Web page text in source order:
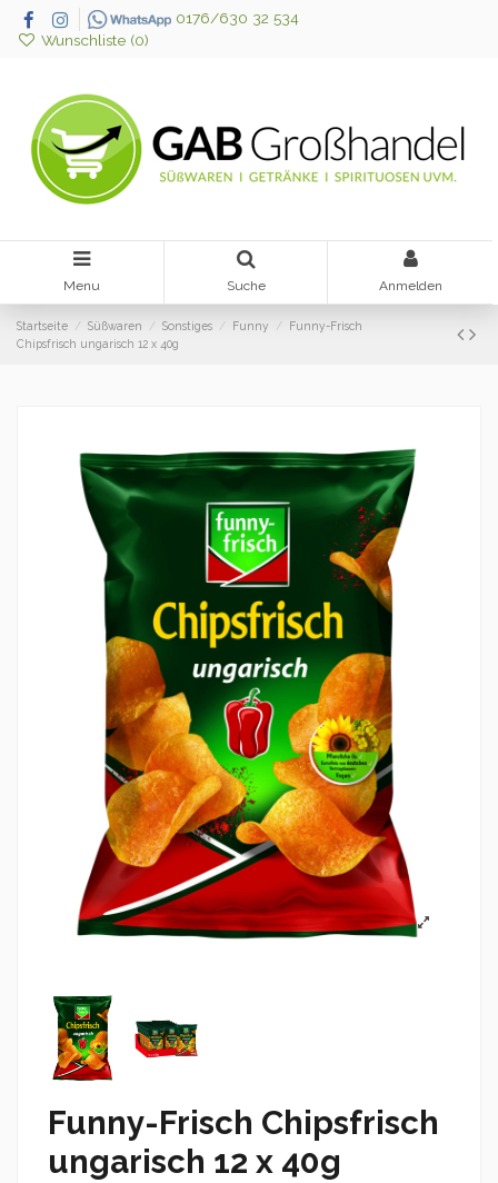
0176/630 32 534
Wunschliste (0)
Menu Suche Anmelden
Startseite Süßwaren Sonstiges Funny
Funny-Frisch
Chipsfrisch ungarisch 12 x 40g
Funny-Frisch Chipsfrisch
ungarisch 12 x 40g